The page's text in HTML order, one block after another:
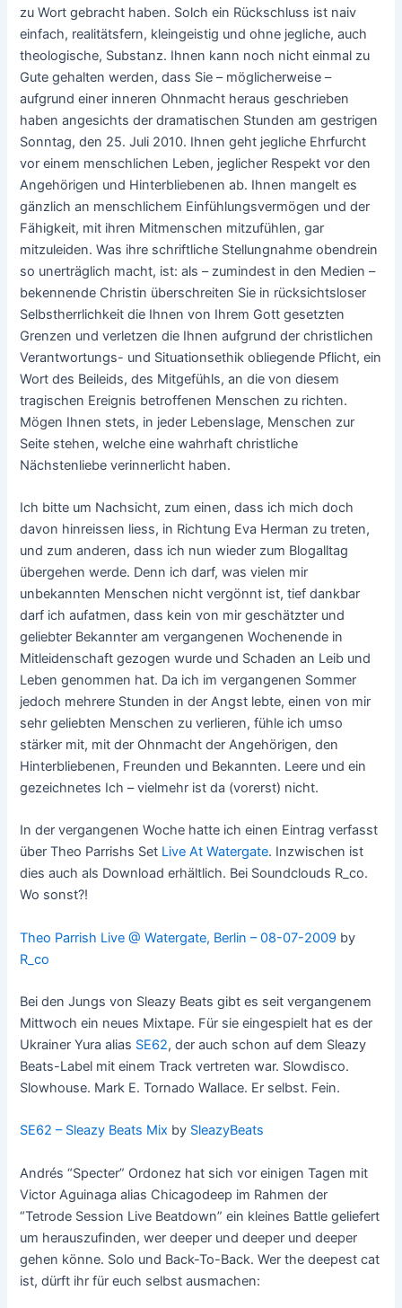
zu Wort gebracht haben. Solch ein Rückschluss ist naiv
einfach, realitätsfern, kleingeistig und ohne jegliche, auch
theologische, Substanz. Ihnen kann noch nicht einmal zu
Gute gehalten werden, dass Sie – möglicherweise –
aufgrund einer inneren Ohnmacht heraus geschrieben
haben angesichts der dramatischen Stunden am gestrigen
Sonntag, den 25. Juli 2010. Ihnen geht jegliche Ehrfurcht
vor einem menschlichen Leben, jeglicher Respekt vor den
Angehörigen und Hinterbliebenen ab. Ihnen mangelt es
gänzlich an menschlichem Einfühlungsvermögen und der
Fähigkeit, mit ihren Mitmenschen mitzufühlen, gar
mitzuleiden. Was ihre schriftliche Stellungnahme obendrein
so unerträglich macht, ist: als – zumindest in den Medien –
bekennende Christin überschreiten Sie in rücksichtsloser
Selbstherrlichkeit die Ihnen von Ihrem Gott gesetzten
Grenzen und verletzen die Ihnen aufgrund der christlichen
Verantwortungs- und Situationsethik obliegende Pflicht, ein
Wort des Beileids, des Mitgefühls, an die von diesem
tragischen Ereignis betroffenen Menschen zu richten.
Mögen Ihnen stets, in jeder Lebenslage, Menschen zur
Seite stehen, welche eine wahrhaft christliche
Nächstenliebe verinnerlicht haben.
Ich bitte um Nachsicht, zum einen, dass ich mich doch
davon hinreissen liess, in Richtung Eva Herman zu treten,
und zum anderen, dass ich nun wieder zum Blogalltag
übergehen werde. Denn ich darf, was vielen mir
unbekannten Menschen nicht vergönnt ist, tief dankbar
darf ich aufatmen, dass kein von mir geschätzter und
geliebter Bekannter am vergangenen Wochenende in
Mitleidenschaft gezogen wurde und Schaden an Leib und
Leben genommen hat. Da ich im vergangenen Sommer
jedoch mehrere Stunden in der Angst lebte, einen von mir
sehr geliebten Menschen zu verlieren, fühle ich umso
stärker mit, mit der Ohnmacht der Angehörigen, den
Hinterbliebenen, Freunden und Bekannten. Leere und ein
gezeichnetes Ich – vielmehr ist da (vorerst) nicht.
In der vergangenen Woche hatte ich einen Eintrag verfasst
über Theo Parrishs Set Live At Watergate. Inzwischen ist
dies auch als Download erhältlich. Bei Soundclouds R_co.
Wo sonst?!
Theo Parrish Live @ Watergate, Berlin – 08-07-2009 by
R_co
Bei den Jungs von Sleazy Beats gibt es seit vergangenem
Mittwoch ein neues Mixtape. Für sie eingespielt hat es der
Ukrainer Yura alias SE62, der auch schon auf dem Sleazy
Beats-Label mit einem Track vertreten war. Slowdisco.
Slowhouse. Mark E. Tornado Wallace. Er selbst. Fein.
SE62 – Sleazy Beats Mix by SleazyBeats
Andrés “Specter” Ordonez hat sich vor einigen Tagen mit
Victor Aguinaga alias Chicagodeep im Rahmen der
“Tetrode Session Live Beatdown” ein kleines Battle geliefert
um herauszufinden, wer deeper und deeper und deeper
gehen könne. Solo und Back-To-Back. Wer the deepest cat
ist, dürft ihr für euch selbst ausmachen: